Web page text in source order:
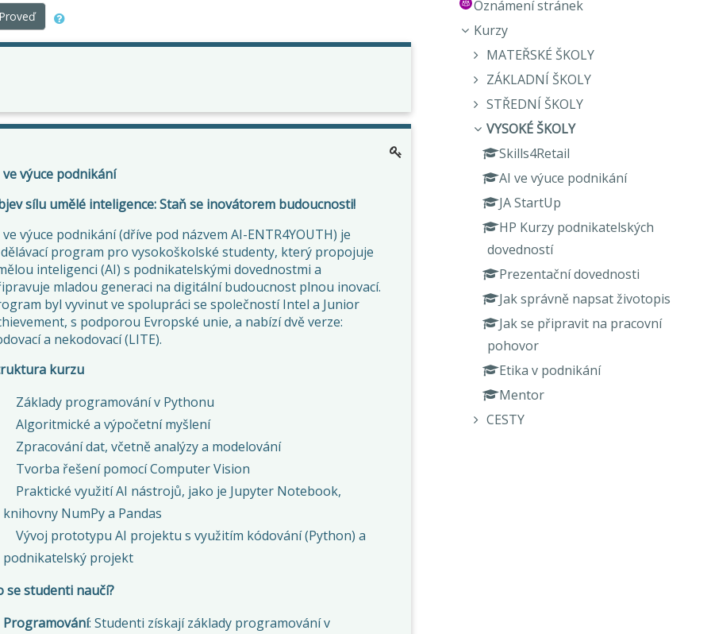
ve výuce podnikání
sílu umělé inteligence: Staň se inovátorem budoucnosti!
ve výuce podnikání (dříve pod názvem AI-ENTR4YOUTH) je
program pro vysokoškolské studenty, který propojuje
inteligenci (AI) s podnikatelskými dovednostmi a
mladou generaci na digitální budoucnost plnou inovací.
byl vyvinut ve spolupráci se společností Intel a Junior
s podporou Evropské unie, a nabízí dvě verze:
a nekodovací (LITE).
kurzu
Základy programovánívPythonu
Algoritmické a výpočetní myšlení
Zpracování dat, včetně analýzy a modelování
Tvorba řešení pomocí Computer Vision
Praktické využití AI nástrojů, jako je Jupyter Notebook,
knihovny NumPy a Pandas
Vývoj prototypu AI projektu s využitím kódování (Python) a
podnikatelský projekt
se studenti naučí?
Programování: Studenti získají základy programování v
Oznámení stránek
Kurzy
MATEŘSKÉ ŠKOLY
ZÁKLADNÍ ŠKOLY
STŘEDNÍ ŠKOLY
VYSOKÉ ŠKOLY
Skills4Retail
AI ve výuce podnikání
JA StartUp
HP Kurzy podnikatelských
dovedností
Prezentační dovednosti
Jak správně napsat životopis
Jak se připravit na pracovní
pohovor
Etika v podnikání
Mentor
CESTY